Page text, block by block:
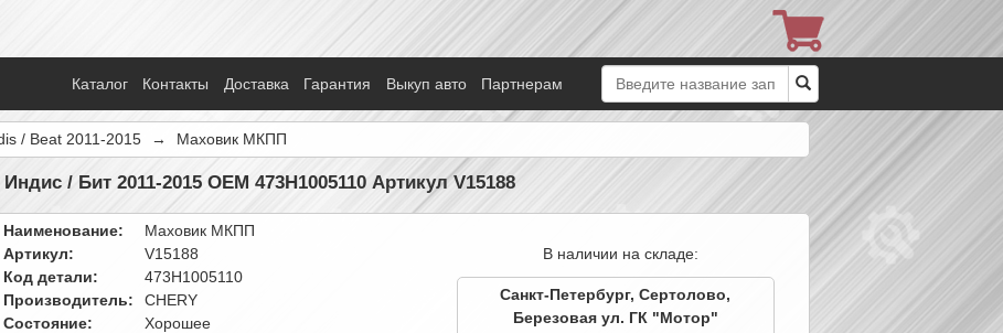
Каталог Контакты Доставка Гарантия Выкуп авто Партнерам
/ Beat 2011-2015 → Маховик МКПП
/ Бит 2011-2015 OEM 473H1005110 Артикул V15188
Наименование:
Маховик МКПП
Артикул:
V15188
Код детали:
473H1005110
Производитель:
CHERY
Состояние:
Хорошее
В наличии на складе:
Санкт-Петербург, Сертолово,
Березовая ул. ГК "Мотор"